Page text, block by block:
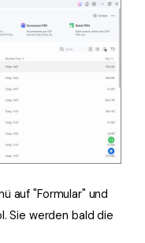
auf "Formular" und
Sie werden bald die